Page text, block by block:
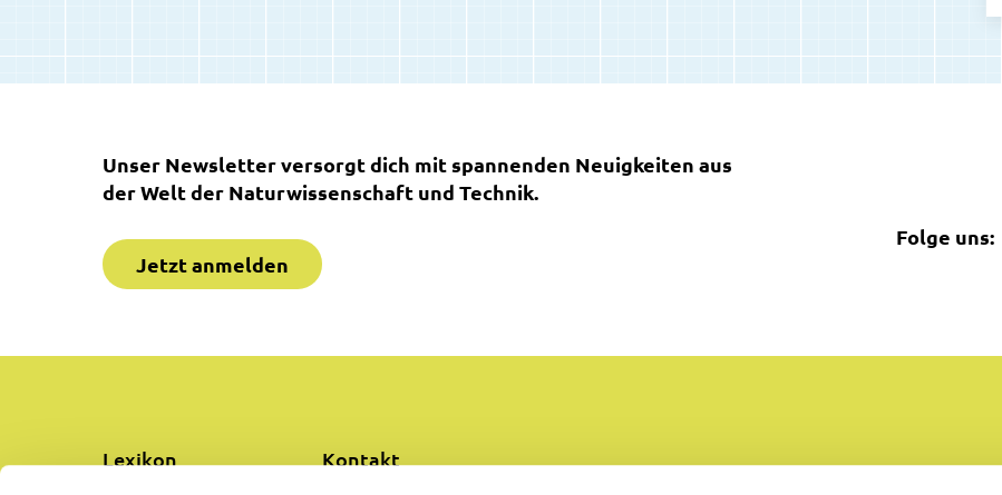
Unser Newsletter versorgt dich mit spannenden Neuigkeiten aus
der Welt der Naturwissenschaft und Technik.
Jetzt anmelden
Folge uns:
Lexikon Kontakt